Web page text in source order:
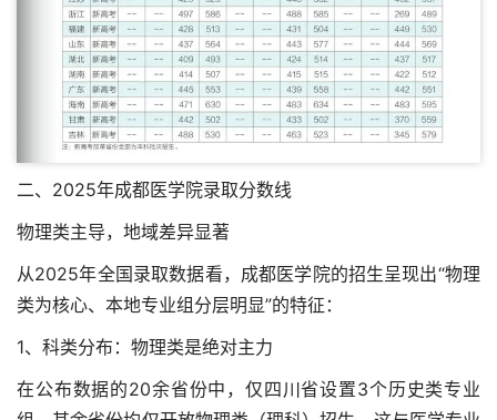
二、2025年成都医学院录取分数线
物理类主导，地域差异显著
从2025年全国录取数据看，成都医学院的招生呈现出“物理
类为核心、本地专业组分层明显”的特征：
1、科类分布：物理类是绝对主力
在公布数据的20余省份中，仅四川省设置3个历史类专业